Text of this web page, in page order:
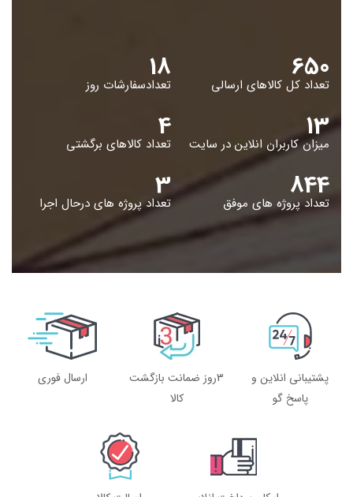
653
تعداد کل کالاهای ارسالی 19
تعدادسفارشات روز
14
میزان کاربران انلاین در سایت 5
تعداد کالاهای برگشتی
848
تعداد پروژه های موفق 4
تعداد پروژه های درحال اجرا
پشتیبانی انلاین و
پاسخ گو
3روز ضمانت بازگشت
کالا
ارسال فوری